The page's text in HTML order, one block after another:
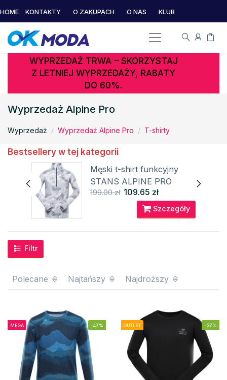
HOME KONTAKTY O ZAKUPACH O NAS KLUB
WYPRZEDAŻ TRWA – SKORZYSTAJ
Z LETNIEJ WYPRZEDAŻY, RABATY
DO 60%.
Wyprzedaż Alpine Pro
Wyprzedaż Wyprzedaż Alpine Pro T-shirty
Bestsellery w tej kategorii
Męski t-shirt funkcyjny
STANS ALPINE PRO
199.00 zł 109.65 zł
Szczegóły
Filtr
Polecane Najtańszy Najdroższy
MEGA -47% OUTLET -37%